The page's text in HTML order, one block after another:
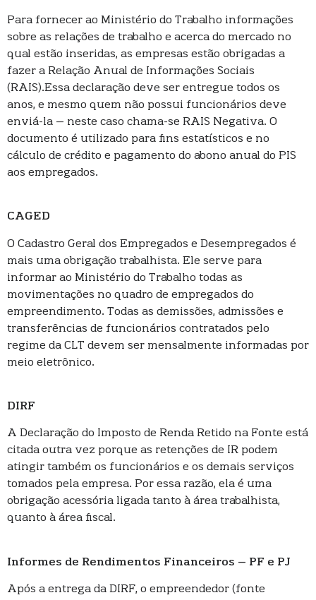
Para fornecer ao Ministério do Trabalho informações
sobre as relações de trabalho e acerca do mercado no
qual estão inseridas, as empresas estão obrigadas a
fazer a Relação Anual de Informações Sociais
(RAIS).Essa declaração deve ser entregue todos os
anos, e mesmo quem não possui funcionários deve
enviá-la – neste caso chama-se RAIS Negativa. O
documento é utilizado para fins estatísticos e no
cálculo de crédito e pagamento do abono anual do PIS
aos empregados.
CAGED
O Cadastro Geral dos Empregados e Desempregados é
mais uma obrigação trabalhista. Ele serve para
informar ao Ministério do Trabalho todas as
movimentações no quadro de empregados do
empreendimento. Todas as demissões, admissões e
transferências de funcionários contratados pelo
regime da CLT devem ser mensalmente informadas por
meio eletrônico.
DIRF
A Declaração do Imposto de Renda Retido na Fonte está
citada outra vez porque as retenções de IR podem
atingir também os funcionários e os demais serviços
tomados pela empresa. Por essa razão, ela é uma
obrigação acessória ligada tanto à área trabalhista,
quanto à área fiscal.
Informes de Rendimentos Financeiros – PF e PJ
Após a entrega da DIRF, o empreendedor (fonte